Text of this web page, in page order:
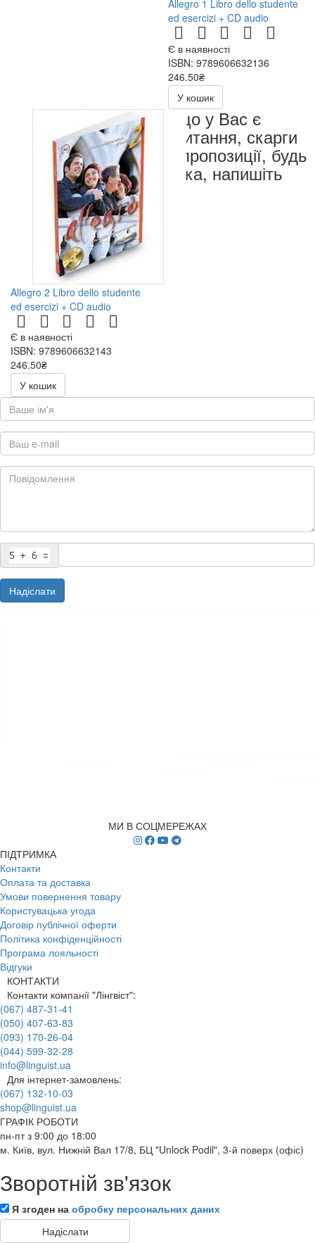
Allegro 1 Libro dello studente
ed esercizi + CD audio
Є в наявності
ISBN: 9789606632136
246.50₴
493.00₴
У кошик
Allegro 2 Libro dello studente
ed esercizi + CD audio
Є в наявності
ISBN: 9789606632143
246.50₴
493.00₴
У кошик
Якщо у Вас є
запитання, скарги
чи пропозиції, будь
ласка, напишіть
Надіслати
МИ В СОЦМЕРЕЖАХ
ПІДТРИМКА
Контакти
Оплата та доставка
Умови повернення товару
Користувацька угода
Договір публічної оферти
Політика конфіденційності
Програма лояльності
Відгуки
КОНТАКТИ
Контакти компанії "Лінгвіст":
(067) 487-31-41
(050) 407-63-83
(093) 170-26-04
(044) 599-32-28
info@linguist.ua
Для інтернет-замовлень:
(067) 132-10-03
shop@linguist.ua
ГРАФІК РОБОТИ
пн-пт з 9:00 до 18:00
м. Київ, вул. Нижній Вал 17/8, БЦ "Unlock Podil", 3-й поверх (офіс)
Зворотній зв'язок
Я згоден на обробку персональних даних